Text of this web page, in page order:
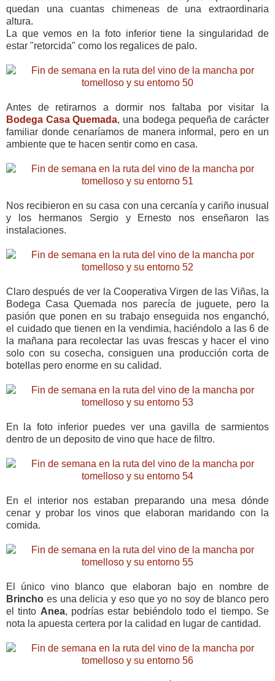
quedan una cuantas chimeneas de una extraordinaria
altura.
La que vemos en la foto inferior tiene la singularidad de
estar "retorcida" como los regalices de palo.
Antes de retirarnos a dormir nos faltaba por visitar la
Bodega Casa Quemada, una bodega pequeña de carácter
familiar donde cenaríamos de manera informal, pero en un
ambiente que te hacen sentir como en casa.
Nos recibieron en su casa con una cercanía y cariño inusual
y los hermanos Sergio y Ernesto nos enseñaron las
instalaciones.
Claro después de ver la Cooperativa Virgen de las Viñas, la
Bodega Casa Quemada nos parecía de juguete, pero la
pasión que ponen en su trabajo enseguida nos enganchó,
el cuidado que tienen en la vendimia, haciéndolo a las 6 de
la mañana para recolectar las uvas frescas y hacer el vino
solo con su cosecha, consiguen una producción corta de
botellas pero enorme en su calidad.
En la foto inferior puedes ver una gavilla de sarmientos
dentro de un deposito de vino que hace de filtro.
En el interior nos estaban preparando una mesa dónde
cenar y probar los vinos que elaboran maridando con la
comida.
El único vino blanco que elaboran bajo en nombre de
Brincho es una delicia y eso que yo no soy de blanco pero
el tinto Anea, podrías estar bebiéndolo todo el tiempo. Se
nota la apuesta certera por la calidad en lugar de cantidad.